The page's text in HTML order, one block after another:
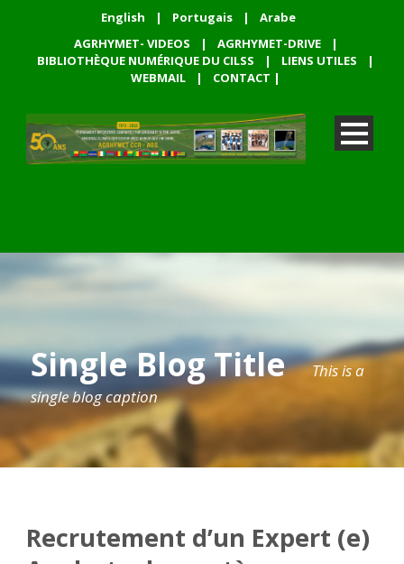
English | Portugais |
Arabe
AGRHYMET- VIDEOS
| AGRHYMET-DRIVE
|
BIBLIOTHÈQUE NUMÉRIQUE DU CILSS
| LIENS UTILES
|
WEBMAIL
| CONTACT |
Single Blog Title
This is a
single blog caption
Recrutement d’un Expert (e)